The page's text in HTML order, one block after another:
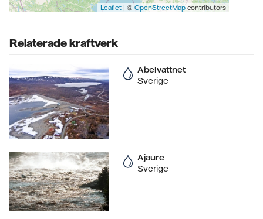
Leaflet | ©OpenStreetMap contributors
Relaterade kraftverk
Abelvattnet
Sverige
Ajaure
Sverige